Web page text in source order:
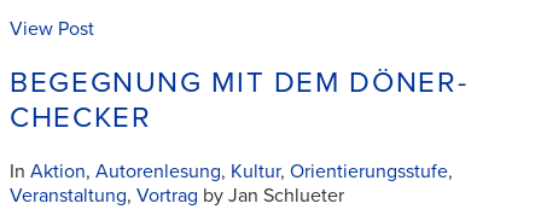
View Post
BEGEGNUNG MIT DEM DÖNER-
CHECKER
In Aktion, Autorenlesung, Kultur, Orientierungsstufe,
Veranstaltung, Vortrag by Jan Schlueter